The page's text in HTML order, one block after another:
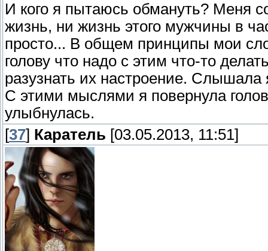
И кого я пытаюсь обмануть? Меня
жизнь, ни жизнь этого мужчины в
просто... В общем принципы мои
голову что надо с этим что-то
разузнать их настроение. Слышала
С этими мыслями я повернула
улыбнулась.
[37] Каратель [03.05.2013, 11:51]